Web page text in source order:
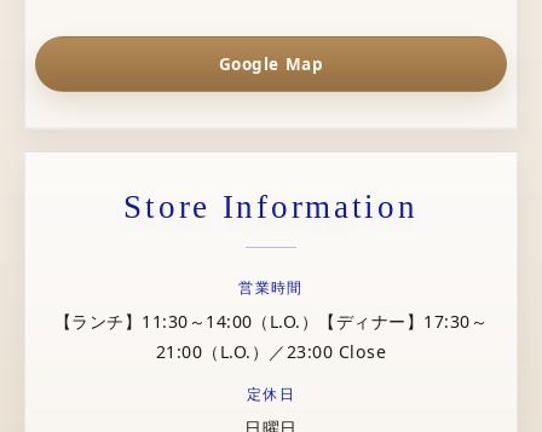
Google Map
Store Information
営業時間
【ランチ】11:30～14:00（L.O.）【ディナー】17:30～
21:00（L.O.）／23:00 Close
定休日
日曜日